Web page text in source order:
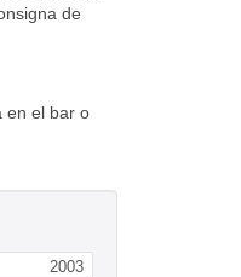
de
en el bar o
2003